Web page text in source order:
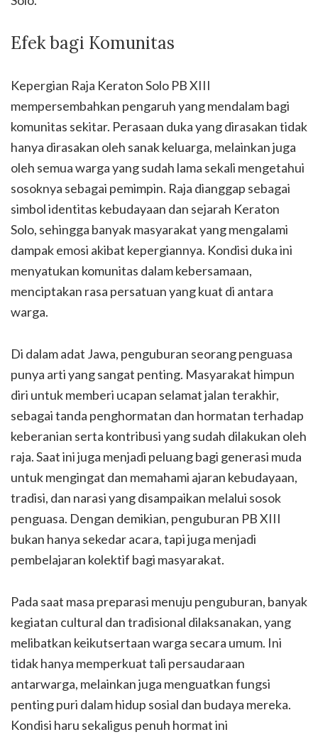
Efek bagi Komunitas
Kepergian Raja Keraton Solo PB XIII
mempersembahkan pengaruh yang mendalam bagi
komunitas sekitar. Perasaan duka yang dirasakan tidak
hanya dirasakan oleh sanak keluarga, melainkan juga
oleh semua warga yang sudah lama sekali mengetahui
sosoknya sebagai pemimpin. Raja dianggap sebagai
simbol identitas kebudayaan dan sejarah Keraton
Solo, sehingga banyak masyarakat yang mengalami
dampak emosi akibat kepergiannya. Kondisi duka ini
menyatukan komunitas dalam kebersamaan,
menciptakan rasa persatuan yang kuat di antara
warga.
Di dalam adat Jawa, penguburan seorang penguasa
punya arti yang sangat penting. Masyarakat himpun
diri untuk memberi ucapan selamat jalan terakhir,
sebagai tanda penghormatan dan hormatan terhadap
keberanian serta kontribusi yang sudah dilakukan oleh
raja. Saat ini juga menjadi peluang bagi generasi muda
untuk mengingat dan memahami ajaran kebudayaan,
tradisi, dan narasi yang disampaikan melalui sosok
penguasa. Dengan demikian, penguburan PB XIII
bukan hanya sekedar acara, tapi juga menjadi
pembelajaran kolektif bagi masyarakat.
Pada saat masa preparasi menuju penguburan, banyak
kegiatan cultural dan tradisional dilaksanakan, yang
melibatkan keikutsertaan warga secara umum. Ini
tidak hanya memperkuat tali persaudaraan
antarwarga, melainkan juga menguatkan fungsi
penting puri dalam hidup sosial dan budaya mereka.
Kondisi haru sekaligus penuh hormat ini